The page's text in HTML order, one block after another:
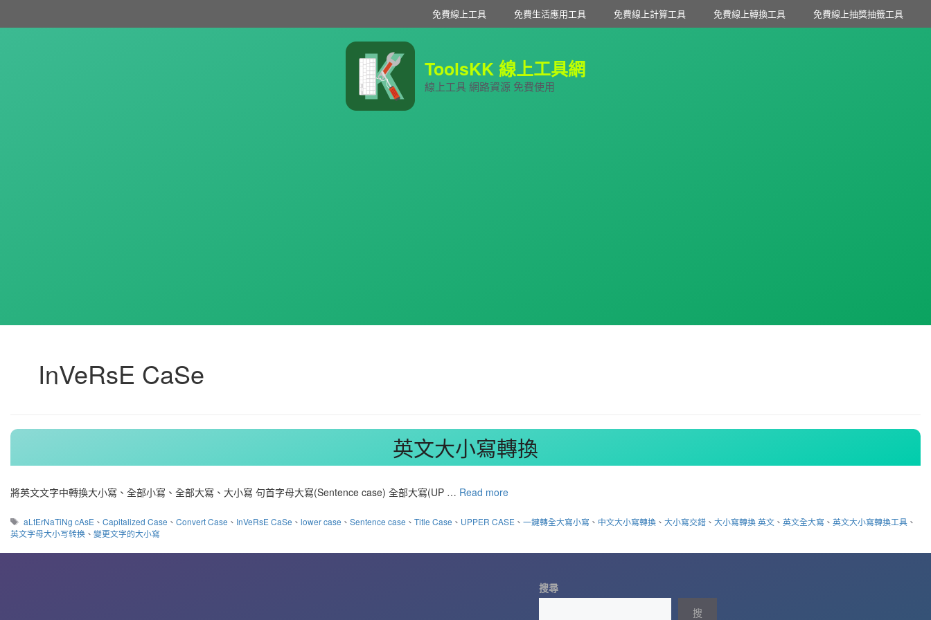
免費線上工具 免費生活應用工具 免費線上計算工具 免費線上轉換工具 免費線上抽獎抽籤工具
ToolsKK 線上工具網
線上工具 網路資源 免費使用
InVeRsE CaSe
英文大小寫轉換
將英文文字中轉換大小寫、全部小寫、全部大寫、大小寫 句首字母大寫(Sentence case) 全部大寫(UP … Read more
標
籤
aLtErNaTiNg cAsE 、Capitalized Case 、Convert Case 、 InVeRsE CaSe 、lower case 、Sentence case 、Title Case 、 UPPER CASE 、一鍵轉全大寫小寫 、 中文大小寫轉換 、大小寫交錯 、大小寫轉換 英文 、英文全大寫 、英文大小寫轉換工具 、
英文字母大小写转换 、 變更文字的大小寫
搜尋
搜